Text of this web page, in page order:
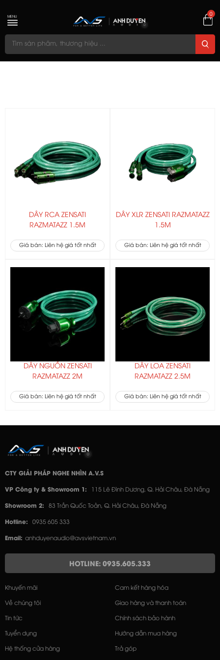
0
MENU
DÂY RCA ZENSATI
RAZMATAZZ 1.5M
Giá bán: Liên hệ giá tốt nhất
DÂY XLR ZENSATI RAZMATAZZ
1.5M
Giá bán: Liên hệ giá tốt nhất
DÂY NGUỒN ZENSATI
RAZMATAZZ 2M
Giá bán: Liên hệ giá tốt nhất
DÂY LOA ZENSATI
RAZMATAZZ 2.5M
Giá bán: Liên hệ giá tốt nhất
CTY GIẢI PHÁP NGHE NHÌN A.V.S
VP Công ty & Showroom 1: 115 Lê Đình Dương, Q. Hải Châu, Đà Nẵng
Showroom 2: 83 Trần Quốc Toản, Q. Hải Châu, Đà Nẵng
Hotline: 0935 605 333
Email: anhduyenaudio@avsvietnam.vn
HOTLINE: 0935.605.333
Khuyến mãi
Về chúng tôi
Tin tức
Tuyển dụng
Hệ thống cửa hàng
Cam kết hàng hóa
Giao hàng và thanh toán
Chính sách bảo hành
Hướng dẫn mua hàng
Trả góp